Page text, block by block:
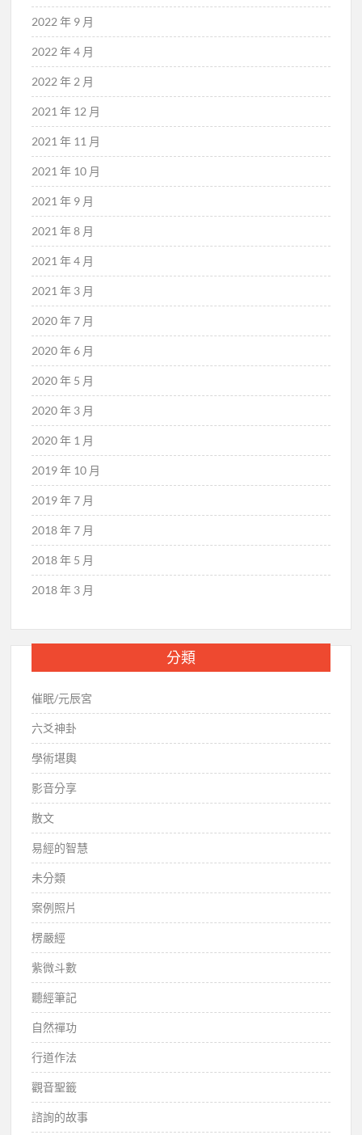
2022 年 9 月
2022 年 4 月
2022 年 2 月
2021 年 12 月
2021 年 11 月
2021 年 10 月
2021 年 9 月
2021 年 8 月
2021 年 4 月
2021 年 3 月
2020 年 7 月
2020 年 6 月
2020 年 5 月
2020 年 3 月
2020 年 1 月
2019 年 10 月
2019 年 7 月
2018 年 7 月
2018 年 5 月
2018 年 3 月
分類
催眠/元辰宮
六爻神卦
學術堪輿
影音分享
散文
易經的智慧
未分類
案例照片
楞嚴經
紫微斗數
聽經筆記
自然禪功
行道作法
觀音聖籤
諮詢的故事